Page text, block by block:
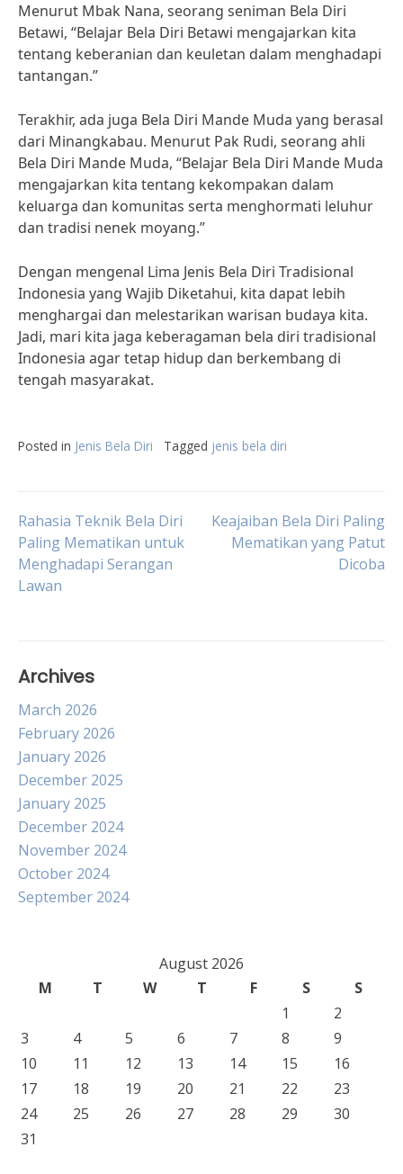
Menurut Mbak Nana, seorang seniman Bela Diri
Betawi, “Belajar Bela Diri Betawi mengajarkan kita
tentang keberanian dan keuletan dalam menghadapi
tantangan.”
Terakhir, ada juga Bela Diri Mande Muda yang berasal
dari Minangkabau. Menurut Pak Rudi, seorang ahli
Bela Diri Mande Muda, “Belajar Bela Diri Mande Muda
mengajarkan kita tentang kekompakan dalam
keluarga dan komunitas serta menghormati leluhur
dan tradisi nenek moyang.”
Dengan mengenal Lima Jenis Bela Diri Tradisional
Indonesia yang Wajib Diketahui, kita dapat lebih
menghargai dan melestarikan warisan budaya kita.
Jadi, mari kita jaga keberagaman bela diri tradisional
Indonesia agar tetap hidup dan berkembang di
tengah masyarakat.
Posted in Jenis Bela Diri Tagged jenis bela diri
Post
navigation
Rahasia Teknik Bela Diri
Paling Mematikan untuk
Menghadapi Serangan
Lawan
Keajaiban Bela Diri Paling
Mematikan yang Patut
Dicoba
Archives
March 2026
February 2026
January 2026
December 2025
January 2025
December 2024
November 2024
October 2024
September 2024
August 2026
M
T W T F S
S
1
2
3
4 5 6 7 8
9
10
11 12 13 14 15
16
17
18 19 20 21 22
23
24
25 26 27 28 29
30
31